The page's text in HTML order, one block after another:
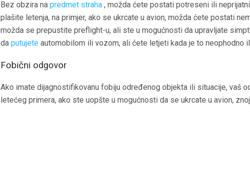
Bez obzira na predmet straha , možda ćete postati potreseni ili
plašite letenja, na primjer, ako se ukrcate u avion, možda ćete postati
možda se prepustite preflight-u, ali ste u mogućnosti da upravljate
da putujete automobilom ili vozom, ali ćete letjeti kada je to neophodno
Fobični odgovor
Ako imate dijagnostifikovanu fobiju određenog objekta ili situacije, vaš
letećeg primera, ako ste uopšte u mogućnosti da se ukrcate u avion,